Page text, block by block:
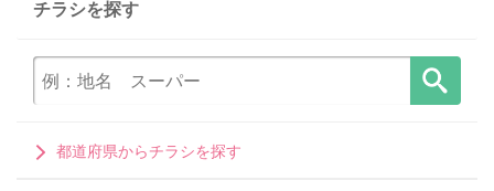
チラシを探す
都道府県からチラシを探す